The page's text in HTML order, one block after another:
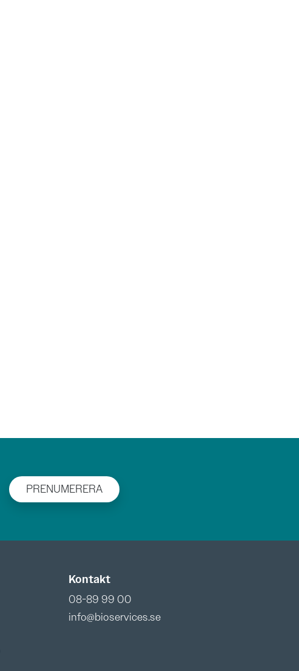
PRENUMERERA
Kontakt
08-89 99 00
info@bioservices.se